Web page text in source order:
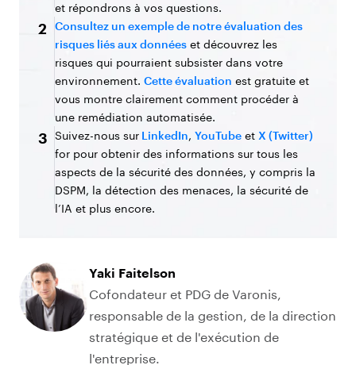
et répondrons à vos questions.
2
Consultez un exemple de notre évaluation des
risques liés aux données et découvrez les
risques qui pourraient subsister dans votre
environnement. Cette évaluation est gratuite et
vous montre clairement comment procéder à
une remédiation automatisée.
3 Suivez-nous sur LinkedIn, YouTube et X (Twitter)
for pour obtenir des informations sur tous les
aspects de la sécurité des données, y compris la
DSPM, la détection des menaces, la sécurité de
l’IA et plus encore.
Yaki Faitelson
Cofondateur et PDG de Varonis,
responsable de la gestion, de la direction
stratégique et de l'exécution de
l'entreprise.